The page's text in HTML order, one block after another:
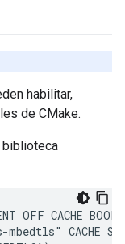
habilitar,
de CMake.
biblioteca
OFF
mbedtls" CACHE